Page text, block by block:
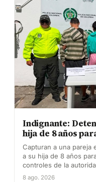
Indignante:
hija de 8 años
Capturan a una pareja
a su hija de 8 años
controles de la
8 ago. 2026